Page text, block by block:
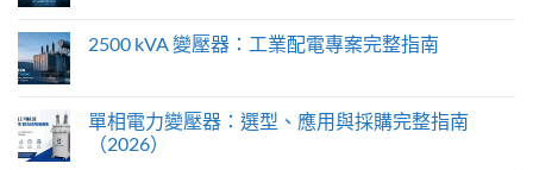
2500 kVA 變壓器：工業配電專案完整指南
單相電力變壓器：選型、應用與採購完整指南
（2026）